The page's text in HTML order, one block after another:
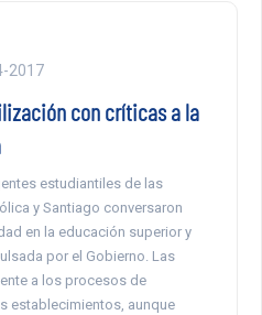
2017
con críticas a la
estudiantiles de las
y Santiago conversaron
en la educación superior y
por el Gobierno. Las
a los procesos de
establecimientos, aunque